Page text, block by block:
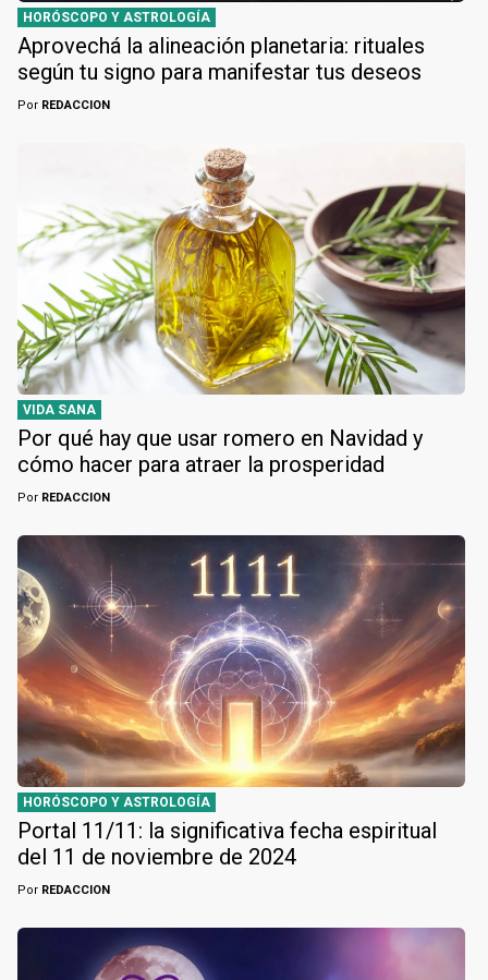
HORÓSCOPO Y ASTROLOGÍA
Aprovechá la alineación planetaria: rituales
según tu signo para manifestar tus deseos
Por REDACCION
VIDA SANA
Por qué hay que usar romero en Navidad y
cómo hacer para atraer la prosperidad
Por REDACCION
HORÓSCOPO Y ASTROLOGÍA
Portal 11/11: la significativa fecha espiritual
del 11 de noviembre de 2024
Por REDACCION